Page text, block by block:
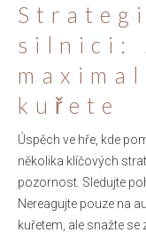
silnici:
kuřete
Úspěch ve hře, kde
několika klíčových
pozornost. Sledujte
Nereagujte pouze na
kuřetem, ale snažte se